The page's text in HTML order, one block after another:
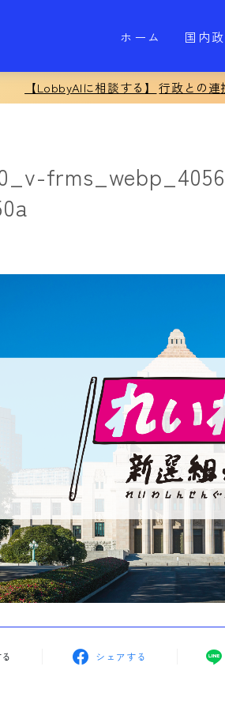
ホーム 国内
【LobbyAIに相談する】 行政との連
シェアする